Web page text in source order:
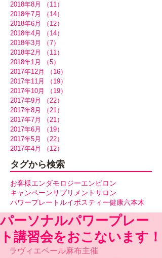
2018年8月
（11）
2018年7月
（14）
2018年6月
（12）
2018年4月
（14）
2018年3月
（7）
2018年2月
（11）
2018年1月
（5）
2017年12月
（16）
2017年11月
（19）
2017年10月
（19）
2017年9月
（22）
2017年8月
（21）
2017年7月
（21）
2017年6月
（19）
2017年5月
（22）
2017年4月
（12）
タグから検索
お客様エンダモロジーエンビロン
キャンペーンサプリメントサロン
パワープレート ルイボスティー健康六本木
パーソナルパワープレー
ト講習会をおこないます！
ラヴィエベール麻布主催